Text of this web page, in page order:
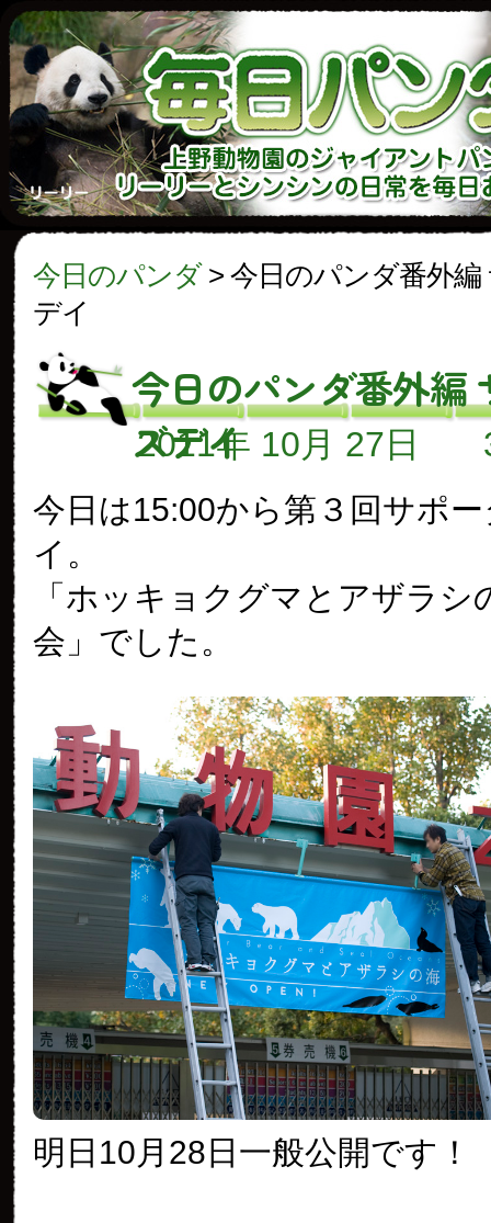
今日のパンダ> 今日のパンダ番外編
デイ
今日のパンダ番外編
ズデイ
2011年 10月 27日
今日は15:00から第３回サポ
イ。
「ホッキョクグマとアザラシ
会」でした。
明日10月28日一般公開です！